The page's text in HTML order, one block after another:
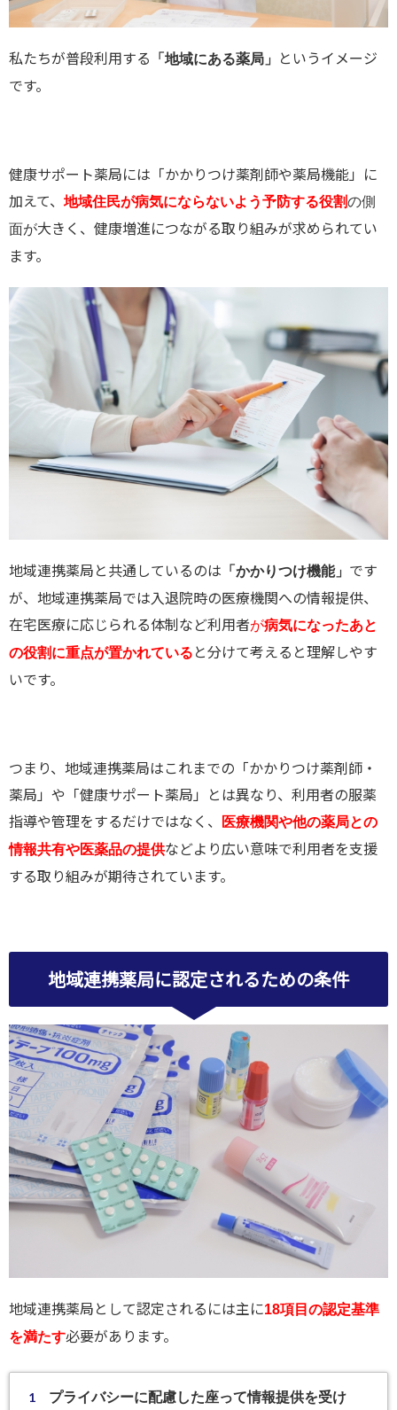
私たちが普段利用する 「地域にある薬局」
というイメージ
です。
健康サポート薬局には「かかりつけ薬剤師や薬局機能」に
加えて、 地域住民が病気にならないよう予防する役割の側
面が大きく、健康増進につながる取り組みが求められてい
ます。
地域連携薬局と共通しているのは 「かかりつけ機能」 です
が、地域連携薬局では入退院時の医療機関への情報提供、
在宅医療に応じられる体制など利用者が病気になったあと
の役割に重点が置かれている と分けて考えると理解しやす
いです。
つまり、地域連携薬局はこれまでの「かかりつけ薬剤師・
薬局」や「健康サポート薬局」とは異なり、利用者の服薬
指導や管理をするだけではなく、
医療機関や他の薬局との
情報共有や医薬品の提供などより広い意味で利用者を支援
する取り組みが期待されています。
地域連携薬局に認定されるための条件
地域連携薬局として認定されるには主に18項目の認定基準
を満たす必要があります。
プライバシーに配慮した座って情報提供を受け